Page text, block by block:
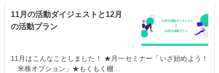
11月の活動ダイジェストと12月
の活動プラン
11月はこんなことしました！ ★月一セミナー「いざ始めよう！
米株オプション」★もくもく棚…